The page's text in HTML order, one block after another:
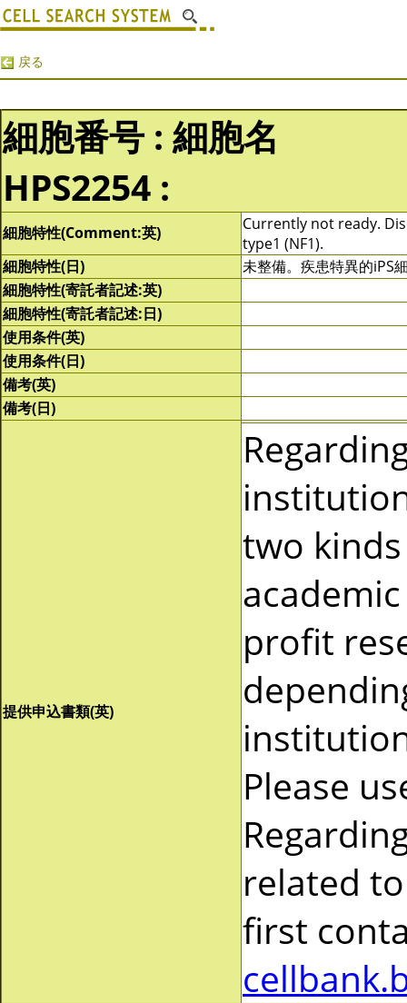
戻る
細胞番号 : 細胞名
HPS2254 :
細胞特性(Comment:英)
Currently not ready.
type1 (NF1).
細胞特性(日)
未整備。疾患特異的iPS
細胞特性(寄託者記述:英)
細胞特性(寄託者記述:日)
使用条件(英)
使用条件(日)
備考(英)
備考(日)
提供申込書類(英)
two
profit
Please
related
first